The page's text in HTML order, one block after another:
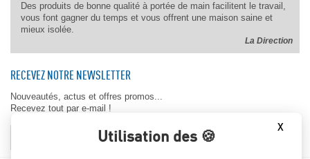
Des produits de bonne qualité à portée de main facilitent le travail,
vous font gagner du temps et vous offrent une maison saine et
mieux isolée.
La Direction
RECEVEZ NOTRE NEWSLETTER
Nouveautés, actus et offres promos...
Recevez tout par e-mail !
X
Utilisation des 🍪